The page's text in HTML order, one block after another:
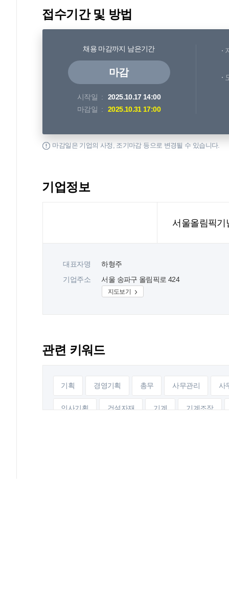
접수기간 및 방법
채용 마감까지 남은기간
마감
시작일
2025.10.17 14:00
마감일
2025.10.31 17:00
마감일은 기업의 사정, 조기마감 등으로 변경될 수 있습니다.
기업정보
서울올림픽기
대표자명
하형주
기업주소
서울 송파구 올림픽로 424
지도보기
관련 키워드
기획 경영기획 총무 사무관리 사
인사기획 건설자재 기계 기계조작